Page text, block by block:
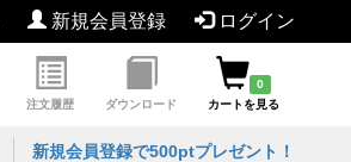
新規会員登録 ログイン
注文履歴 ダウンロード
0
カートを見る
新規会員登録で500ptプレゼント！